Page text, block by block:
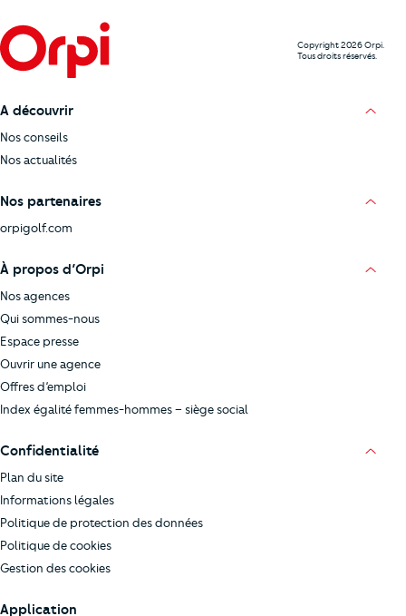
Copyright 2026 Orpi.
Tous droits réservés.
A découvrir
Nos conseils
Nos actualités
Nos partenaires
orpigolf.com
À propos d’Orpi
Nos agences
Qui sommes-nous
Espace presse
Ouvrir une agence
Offres d’emploi
Index égalité femmes-hommes – siège social
Confidentialité
Plan du site
Informations légales
Politique de protection des données
Politique de cookies
Gestion des cookies
Application